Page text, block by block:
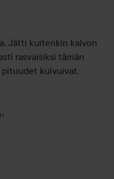
Jätti kuitenkin kalvon
rasvaisiksi tämän
pituudet kuivuivat.